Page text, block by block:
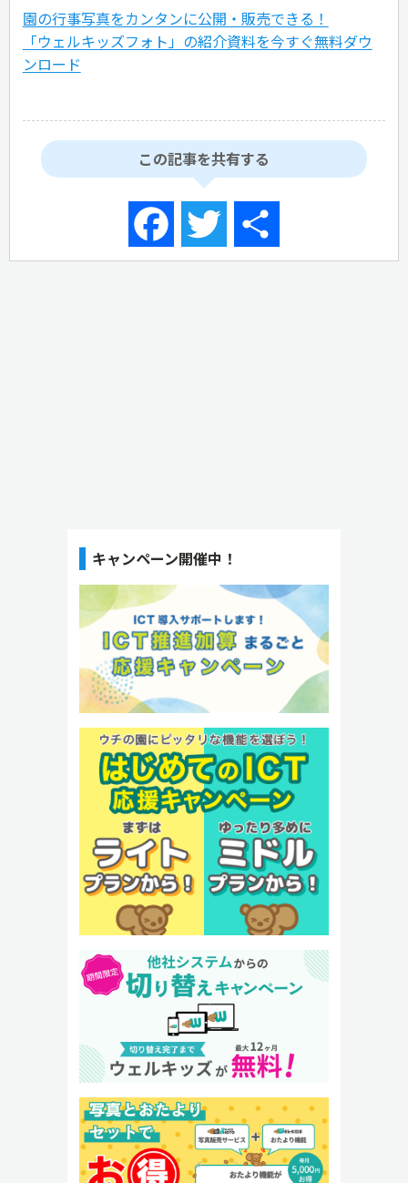
園の行事写真をカンタンに公開・販売できる！
「ウェルキッズフォト」の紹介資料を今すぐ無料ダウ
ンロード
この記事を共有する
FacebookTwitter
キャンペーン開催中！